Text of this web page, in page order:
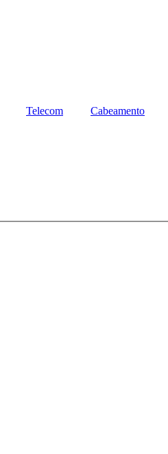
Telecom Cabeamento